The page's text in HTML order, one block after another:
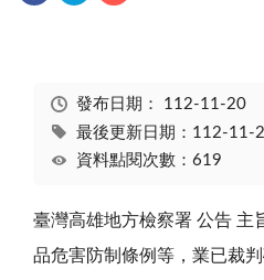
發布日期： 112-11-20
最後更新日期：112-11-
資料點閱次數：619
臺灣高雄地方檢察署 公告 主
品危害防制條例等，業已裁